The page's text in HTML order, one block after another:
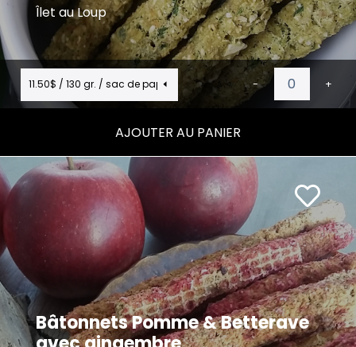
Îlet au Loup
11.50$ / 130 gr. / sac de papier (1) - +
AJOUTER AU PANIER
Bâtonnets Pomme & Betterave